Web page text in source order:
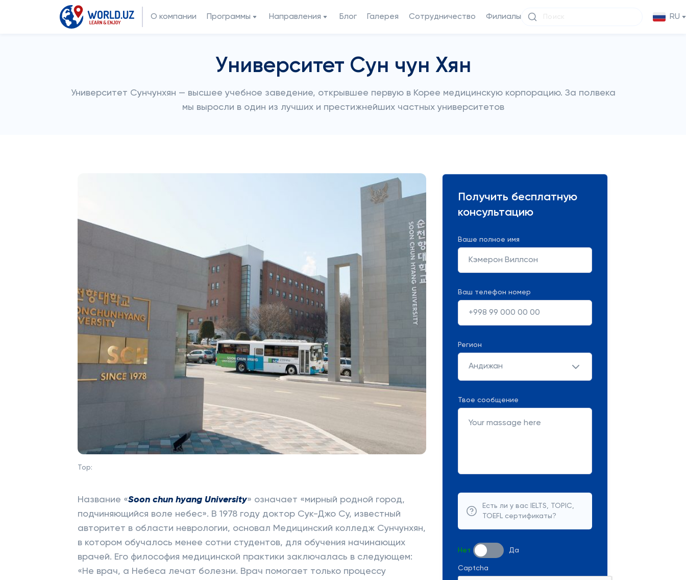
О компании Программы Направления Блог Галерея Сотрудничество Филиалы RU
Университет Сун чун Хян
Университет Сунчунхян — высшее учебное заведение, открывшее первую в Корее медицинскую корпорацию. За полвека
мы выросли в один из лучших и престижнейших частных университетов
Top:
Название «Soon chun hyang University» означает «мирный родной город,
подчиняющийся воле небес». В 1978 году доктор Сук-Джо Су, известный
авторитет в области неврологии, основал Медицинский колледж Сунчунхян,
в котором обучалось менее сотни студентов, для обучения начинающих
врачей. Его философия медицинской практики заключалась в следующем:
«Не врач, а Небеса лечат болезни. Врач помогает только процессу
Получить бесплатную
консультацию
Ваше полное имя
Ваш телефон номер
Регион
Андижан
Твое сообщение
Есть ли у вас IELTS, TOPIC,
TOEFL сертификаты?
Нет Да
Captcha